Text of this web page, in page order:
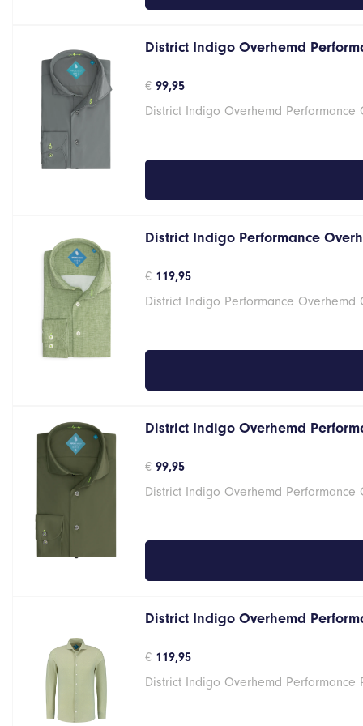
District Indigo Overhemd
€ 99,95
District Indigo Overhemd Performance
District Indigo Performance
€ 119,95
District Indigo Performance Overhemd
District Indigo Overhemd
€ 99,95
District Indigo Overhemd Performance
District Indigo Overhemd
€ 119,95
District Indigo Overhemd Performance